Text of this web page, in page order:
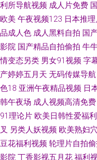
利所导航视频 成人片免费
欧美 午夜视频123 日本推
品成人色 成人黑料自拍 国
影院 国产精品自拍偷拍 牛
情变态另类 男女91视频 字
产婷婷五月天 无码传媒导航
色18 亚洲午夜精品视频 日
韩午夜场 成人视频高清免费
91理论片 欧美日韩性爱福利
叉 另类人妖视频 欧美熟妇
豆花福利视频 轮理片自拍
影院 丁香影视五月花 福利